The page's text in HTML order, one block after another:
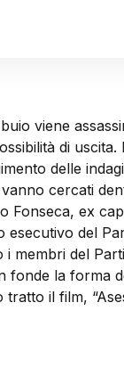
viene
di uscita.
delle
cercati
Fonseca, ex
del
membri del
fonde la forma
il film,